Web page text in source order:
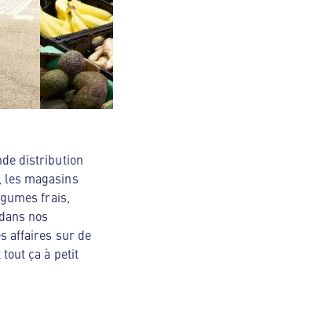
distribution
les magasins
frais,
nos
affaires sur de
ça à petit